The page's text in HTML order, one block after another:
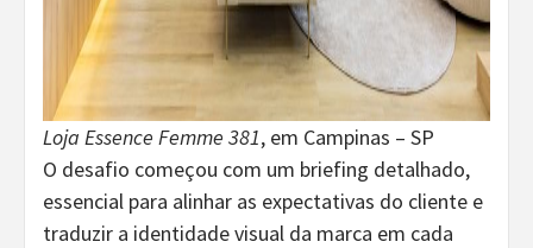
Loja Essence Femme 381, em Campinas – SP
O desafio começou com um briefing detalhado,
essencial para alinhar as expectativas do cliente e
traduzir a identidade visual da marca em cada